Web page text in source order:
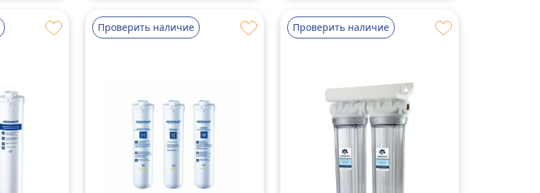
Проверить наличие Проверить наличие